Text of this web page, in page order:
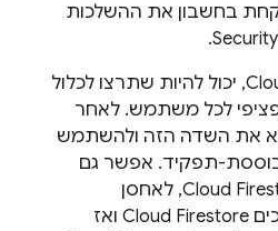
בחשבון את ההשלכות
.
, יכול להיות שתרצו לכלול
לכל משתמש. לאחר
את השדה הזה ולהשתמש
תפקיד. אפשר גם
Cloud, לאחסן
Cloud Firestore ואז